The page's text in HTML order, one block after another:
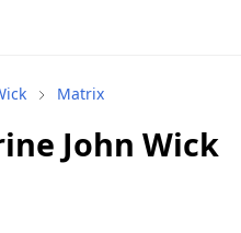
Matrix
John Wick